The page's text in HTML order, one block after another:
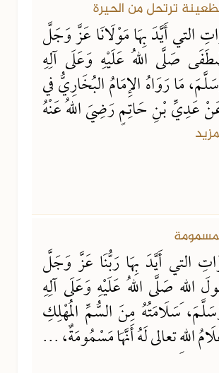
التي أَيَّدَ بِهَا مَوْلَانَا عَزَّ وَجَلَّ
صَلَّى اللهُ عَلَيْهِ وَعَلَى آلِهِ
مَا رَوَاهُ الإِمَامُ البُخَارِيُّ في
عَدِيِّ بْنِ حَاتِمٍ رَضِيَ اللهُ عَنْهُ
التي أَيَّدَ بِهَا رَبُّنَا عَزَّ وَجَلَّ
اللهِ صَلَّى اللهُ عَلَيْهِ وَعَلَى آلِهِ
سَلَامَتُهُ مِنَ السُّمِّ المُهْلِكِ
اللهِ تعالى لَهُ أَنَّهَا مَسْمُومَةٌ، ...